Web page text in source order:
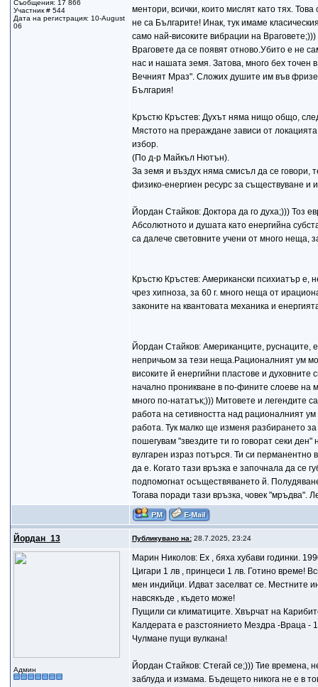
Съобщения: 17 866
Участник # 544
Дата на регистрация: 10-August
06
ментори, всички, които мислят като тях.
не са Българите! Инак, тук имаме
само най-високите вибрации на
Враговете да се появят отново.Убито е не
нас и нашата земя. Затова, много бех точен
Вечният Мраз". Сложих душите им във
България!
Кръстю Кръстев: Духът няма нищо общо,
Мястото на прераждане зависи от
избор.
(По д-р Майкъл Нютън).
За земя и въздух няма смисъл да се говори,
физико-енергиен ресурс за съществуване и
Йордан Стайков: Доктора да го духа;))) Тоз
Абсолютното и душата като енергийна
са далече световните учени от много неща,
Кръстю Кръстев: Американски психиатър е,
чрез хипноза, за 60 г. много неща от
законите на квантовата механика и
Йордан Стайков: Американците, руснаците,
непричьом за тези неща.Рационалният ум
високите й енергийни пластове и
начално проникване в по-фините слоеве на
много по-нататък;))) Митовете и легендите
работа на сетивността над рационалният
работа. Тук малко ще изменя разбирането
пошегувам "звездите ти го говорат секи
вулгарен израз потърся. Ти си перманентно
да е. Когато тази връзка е започнала да се
подпомогнат осъществяването й.
Тогава поради тази връзка, човек "мръдва".
Йордан_13 Публикувано на:28.7.2025, 23:24
Админ
Марин Николов: Ех , бяха хубави годинки.
Цигари 1 лв , принцеси 1 лв. Готино време!
мен индийци. Идват заселват се. Местните
навсякъде , където може!
Пущили си климатиците. Хвърчат на
Калдерата е разстоянието Мездра -Враца -
Чулмане пущи вулкана!
Йордан Стайков: Стегай се;))) Тие времена,
заблуда и измама. Бъдещето никога не е в